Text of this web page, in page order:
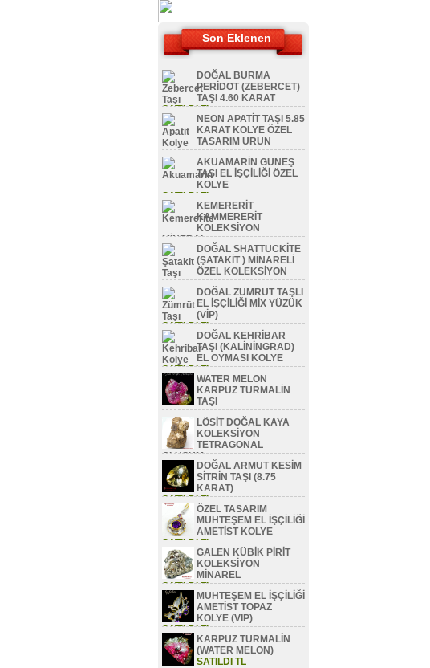
Son Eklenen
DOĞAL BURMA
PERİDOT (ZEBERCET)
TAŞI 4.60 KARAT
SATILDI TL
NEON APATİT TAŞI 5.85
KARAT KOLYE ÖZEL
TASARIM ÜRÜN
SATILDI TL
AKUAMARİN GÜNEŞ
TAŞI EL İŞÇİLİĞİ ÖZEL
KOLYE
SATILDI TL
KEMERERİT
KAMMERERİT
KOLEKSİYON
MİNERAL
SATILDI TLDOĞAL SHATTUCKİTE
(ŞATAKİT ) MİNARELİ
ÖZEL KOLEKSİYON
SATILDI TL
DOĞAL ZÜMRÜT TAŞLI
EL İŞÇİLİĞİ MİX YÜZÜK
(VİP)
SATILDI TL
DOĞAL KEHRİBAR
TAŞI (KALİNİNGRAD)
EL OYMASI KOLYE
SATILDI TL
WATER MELON
KARPUZ TURMALİN
TAŞI
SATILDI TL
LÖSİT DOĞAL KAYA
KOLEKSİYON
TETRAGONAL
OLUŞUM
SATILDI TLDOĞAL ARMUT KESİM
SİTRİN TAŞI (8.75
KARAT)
SATILDI TL
ÖZEL TASARIM
MUHTEŞEM EL İŞÇİLİĞİ
AMETİST KOLYE
SATILDI TL
GALEN KÜBİK PİRİT
KOLEKSİYON
MİNAREL
SATILDI TL
MUHTEŞEM EL İŞÇİLİĞİ
AMETİST TOPAZ
KOLYE (VIP)
SATILDI TL
KARPUZ TURMALİN
(WATER MELON)
SATILDI TL